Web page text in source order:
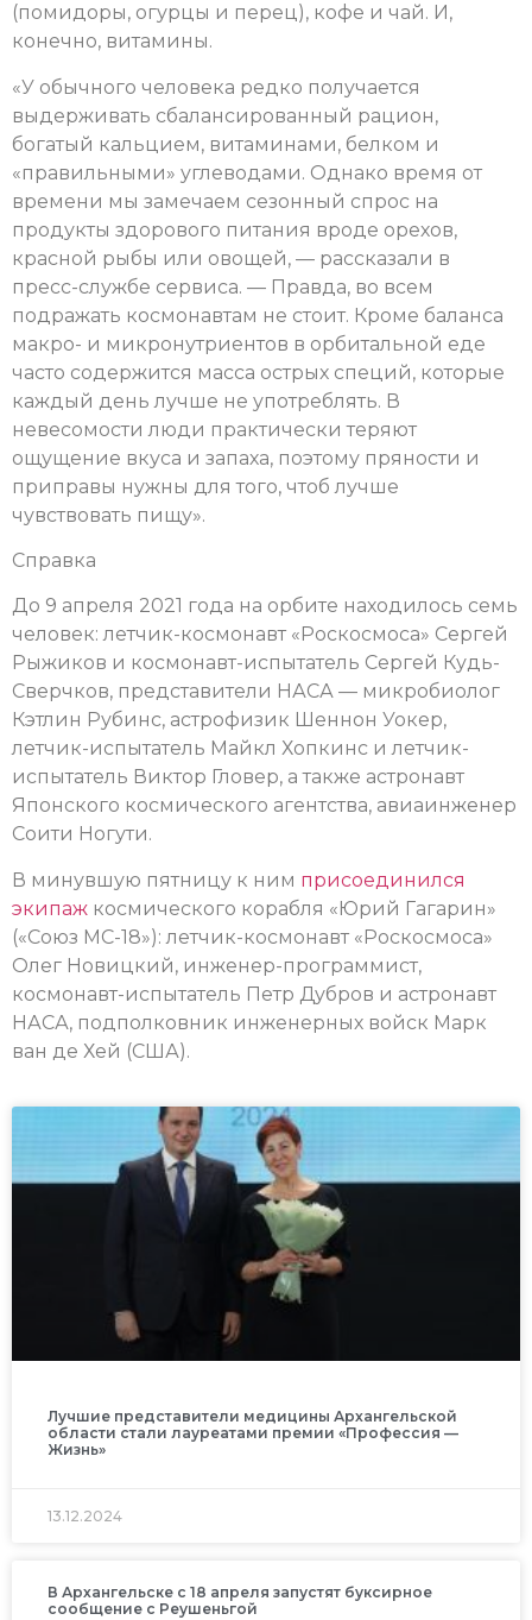
(помидоры, огурцы и перец), кофе и чай. И,
конечно, витамины.
«‎У обычного человека редко получается
выдерживать сбалансированный рацион,
богатый кальцием, витаминами, белком и
«правильными» углеводами. Однако время от
времени мы замечаем сезонный спрос на
продукты здорового питания вроде орехов,
красной рыбы или овощей, — рассказали в
пресс-службе сервиса. — Правда, во всем
подражать космонавтам не стоит. Кроме баланса
макро- и микронутриентов в орбитальной еде
часто содержится масса острых специй, которые
каждый день лучше не употреблять. В
невесомости люди практически теряют
ощущение вкуса и запаха, поэтому пряности и
приправы нужны для того, чтоб лучше
чувствовать пищу».
Справка
До 9 апреля 2021 года на орбите находилось семь
человек: летчик-космонавт «Роскосмоса» Сергей
Рыжиков и космонавт-испытатель Сергей Кудь-
Сверчков, представители НАСА — микробиолог
Кэтлин Рубинс, астрофизик Шеннон Уокер,
летчик-испытатель Майкл Хопкинс и летчик-
испытатель Виктор Гловер, а также астронавт
Японского космического агентства, авиаинженер
Соити Ногути.
В минувшую пятницу к ним присоединился
экипаж космического корабля «Юрий Гагарин»
(«Союз МС-18»): летчик-космонавт «Роскосмоса»
Олег Новицкий, инженер-программист,
космонавт-испытатель Петр Дубров и астронавт
НАСА, подполковник инженерных войск Марк
ван де Хей (США).
Лучшие представители медицины Архангельской
области стали лауреатами премии «Профессия —
Жизнь»
13.12.2024
В Архангельске с 18 апреля запустят буксирное
сообщение с Реушеньгой